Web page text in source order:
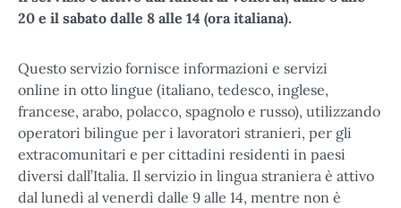
20 e il sabato dalle 8 alle 14 (ora italiana).
Questo servizio fornisce informazioni e servizi
online in otto lingue (italiano, tedesco, inglese,
francese, arabo, polacco, spagnolo e russo), utilizzando
operatori bilingue per i lavoratori stranieri, per gli
extracomunitari e per cittadini residenti in paesi
diversi dall’Italia. Il servizio in lingua straniera è attivo
dal lunedì al venerdì dalle 9 alle 14, mentre non è